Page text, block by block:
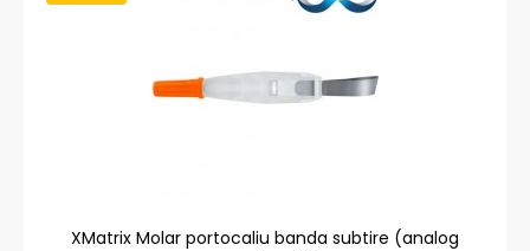
XMatrix Molar portocaliu banda subtire (analog